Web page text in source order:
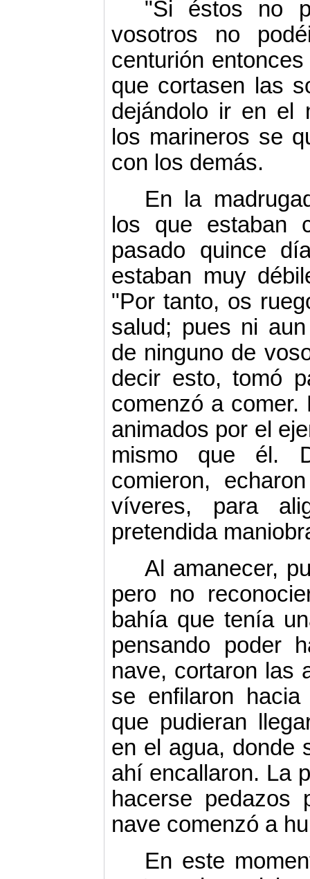
"Si éstos no
vosotros no
centurión
que cortasen las
dejándolo ir en el
los marineros se
con los demás.
En la
los que estaban
pasado quince
estaban muy
"Por tanto, os
salud; pues ni
de ninguno de
decir esto, tomó
comenzó a comer.
animados por el
mismo que él.
comieron,
víveres, para
pretendida
Al amanecer,
pero no
bahía que tenía
pensando poder
nave, cortaron las
se enfilaron
que pudieran
en el agua, donde
ahí encallaron. La
hacerse
nave comenzó a
En este